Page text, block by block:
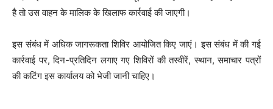
है तो उस वाहन के मालिक के खिलाफ कार्रवाई की जाएगी।
इस संबंध में अधिक जागरूकता शिविर आयोजित किए जाएं। इस संबंध में की गई
कार्रवाई पर, दिन-प्रतिदिन लगाए गए शिविरों की तस्वीरें, स्थान, समाचार पत्रों
की कटिंग इस कार्यालय को भेजी जानी चाहिए।